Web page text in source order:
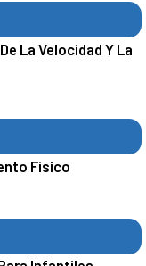
La Velocidad Y La
Físico